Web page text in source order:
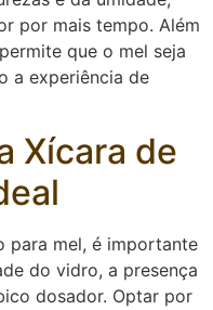
por mais tempo. Além
que o mel seja
a experiência de
Xícara de
para mel, é importante
do vidro, a presença
dosador. Optar por